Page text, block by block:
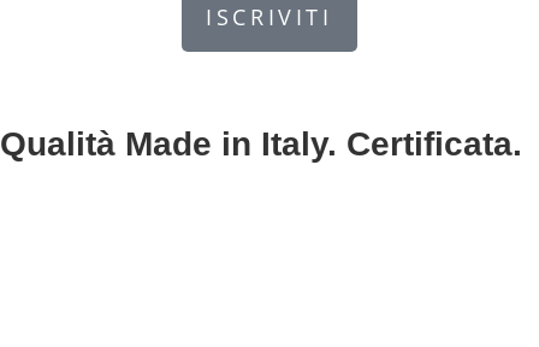
ISCRIVITI
Qualità Made in Italy. Certificata.